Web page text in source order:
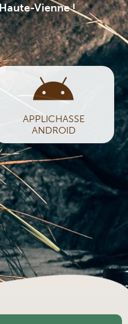
Vienne !
APPLICHASSE
ANDROID